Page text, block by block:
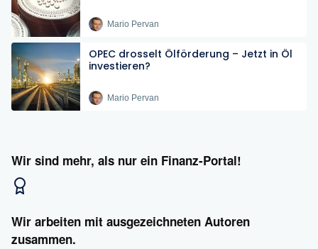
Mario Pervan
OPEC drosselt Ölförderung – Jetzt in Öl
investieren?
Mario Pervan
Wir sind mehr, als nur ein Finanz-Portal!
Wir arbeiten mit ausgezeichneten Autoren
zusammen.